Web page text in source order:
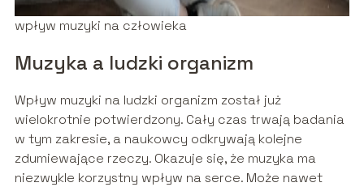
wpływ muzyki na człowieka
Muzyka a ludzki organizm
Wpływ muzyki na ludzki organizm został już
wielokrotnie potwierdzony. Cały czas trwają badania
w tym zakresie, a naukowcy odkrywają kolejne
zdumiewające rzeczy. Okazuje się, że muzyka ma
niezwykle korzystny wpływ na serce. Może nawet